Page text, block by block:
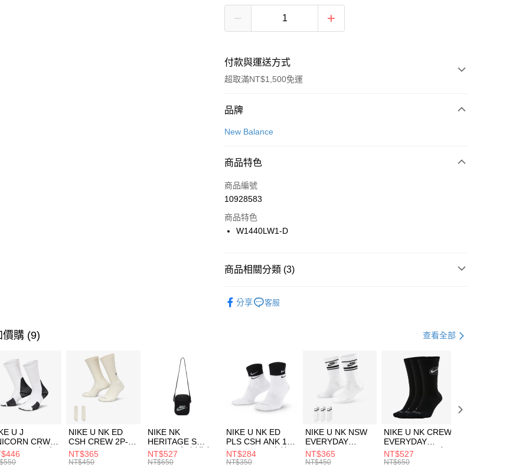
付款與運送方式
超取滿NT$1,500免運
付款方式
信用卡一次付款
合作金庫商業銀行
華南商業銀行
上海商業儲蓄銀行
國泰世華商業銀行
聯邦商業銀行
台新國際商業銀行
LINE Pay
Apple Pay
【關於「AFTEE先享後付」】
３．安心：先確認商品／服務後，再付款。
【「AFTEE先享後付」結帳流程】
１．於結帳方式選擇「AFTEE先享後付」後，將跳轉至「AFTEE先享後
付」結帳頁面，進行簡訊認證並確認金額後，即可完成結帳。
２．訂單成立數日內，您將收到繳費通知簡訊。
３．收到繳費通知簡訊後14天內，點擊此簡訊中的連結，可透過四大超商
／ATM／網路銀行／等多元方式進行付款，方視為交易完成。
※ 請注意：結帳手續完成當下不需立刻繳費，但若您需要取消訂單，請聯
絡購買商品的店家。未經商家同意取消之訂單仍視為有效，需透過AFTEE
先享後付繳納相關費用。
每筆NT$100，滿NT$1,500(含以上)免運費
每筆NT$100，滿NT$1,500(含以上)免運費
品牌
New Balance
商品特色
商品編號
10928583
商品特色
W1440LW1-D
商品相關分類 (3)
分享 客服
價購 (9) 查看全部
U J
CRW
-160 男女 中
FZ3393100
NIKE U NK ED
CSH CREW 2P-
144 EMBRDY 男
女 短統襪
NT$365
NT$450
NIKE NK
HERITAGE S
SMIT 男女 側背包
BA5871010
NT$527
NT$650
NIKE U NK ED
PLS CSH ANK 1P
144 DBL 男 中統
襪 DH4058104
NT$284
NT$350
NIKE U NK NSW
EVERYDAY
ESSENTIAL CR
男女 短統襪
NT$365
NT$450
NIKE U NK CREW
EVERYDAY
BBALL 3PR 男女
長統襪
NT$527
NT$650